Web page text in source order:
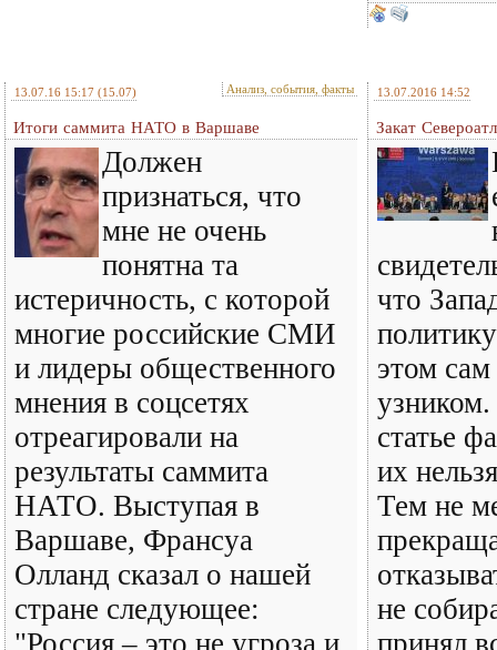
13.07.16 15:17 (15.07) Анализ, события, факты
Итоги саммита НАТО в Варшаве
Должен
признаться, что
мне не очень
понятна та
истеричность, с которой
многие российские СМИ
и лидеры общественного
мнения в соцсетях
отреагировали на
результаты саммита
НАТО. Выступая в
Варшаве, Франсуа
Олланд сказал о нашей
стране следующее:
"Россия – это не угроза и
13.07.2016 14:52
Закат
что
этом сам
статье
их
Тем не
не
принял